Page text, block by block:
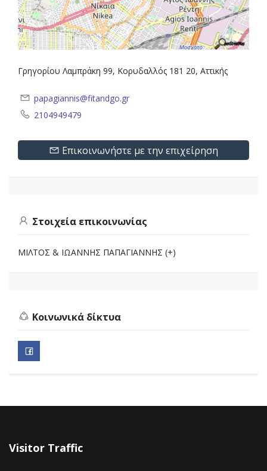
Γρηγορίου Λαμπράκη 99, Κορυδαλλός 181 20, Αττικής
papagiannis@fitandgo.gr
2104949479
Επικοινωνήστε με την επιχείρηση
Στοιχεία επικοινωνίας
ΜΙΛΤΟΣ & ΙΩΑΝΝΗΣ ΠΑΠΑΓΙΑΝΝΗΣ (+)
Κοινωνικά δίκτυα
Visitor Traffic